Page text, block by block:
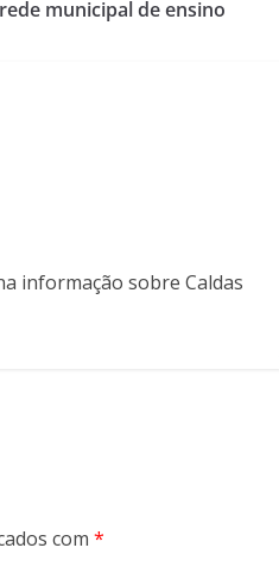
municipal de ensino
informação sobre Caldas
com *